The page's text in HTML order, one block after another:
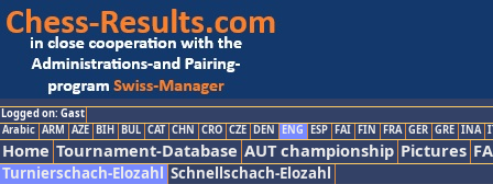
Logged on: Gast
Arabic ARM AZE BIH BUL CAT CHN CRO CZE DEN ENG ESP FAI FIN FRA GER GRE INA
Home Tournament-Database AUT championship Pictures
Turnierschach-Elozahl Schnellschach-Elozahl